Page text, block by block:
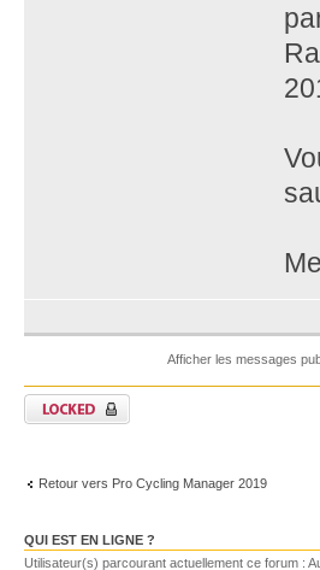
Afficher les messages
Retour vers Pro Cycling Manager 2019
QUI EST EN LIGNE ?
Utilisateur(s) parcourant actuellement ce forum :